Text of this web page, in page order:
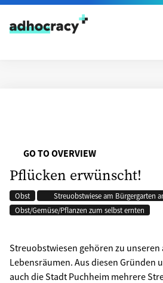
Skip to content
GO TO OVERVIEW
Pflücken erwünscht!
Obst
Streuobstwiese am Bürgergarten
Obst/Gemüse/Pflanzen zum selbst ernten
Streuobstwiesen gehören zu
Lebensräumen. Aus diesen Gründen
auch die Stadt Puchheim mehrere